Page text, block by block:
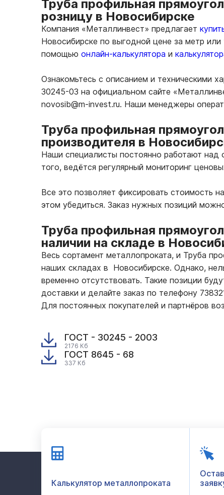
Труба профильная
розницу в Новосибирске
Компания «Металлинвест» предлагает
Новосибирске по выгодной цене за метр
помощью онлайн-калькулятора и
Ознакомьтесь с описанием и техническими
30245-03 на официальном сайте
novosib@m-invest.ru. Наши менеджеры
Труба профильная
производителя в
Наши специалисты постоянно работают над
того, ведётся регулярный мониторинг
Все это позволяет фиксировать стоимость
этом убедиться. Заказ нужных позиций
Труба профильная
наличии на складе в
Весь сортамент металлопроката, и Труба
наших складах в Новосибирске. Однако,
временно отсутствовать. Такие позиции
доставки и делайте заказ по телефону
Для постоянных покупателей и партнёров
ГОСТ - 30245 - 2003
2176 Кб
ГОСТ 8645 - 68
337 Кб
Калькулятор металлопроката